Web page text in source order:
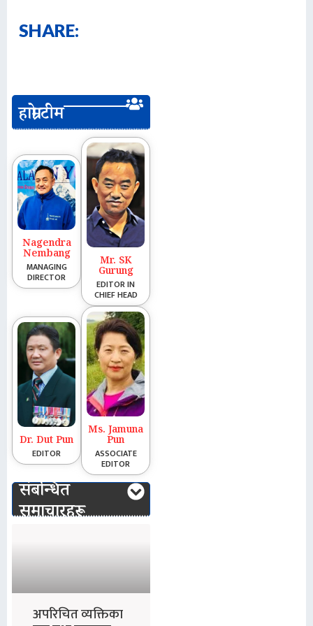
SHARE:
हाम्रो टीम
Nagendra
Nembang
MANAGING
DIRECTOR
Mr. SK
Gurung
EDITOR IN
CHIEF HEAD
Dr. Dut Pun
EDITOR
Ms. Jamuna
Pun
ASSOCIATE
EDITOR
संबन्धित
समाचारहरू
अपरिचित व्यक्तिका